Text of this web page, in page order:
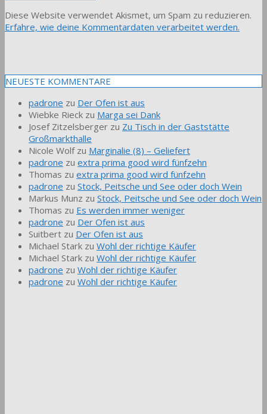
Diese Website verwendet Akismet, um Spam zu reduzieren.
Erfahre, wie deine Kommentardaten verarbeitet werden.
NEUESTE KOMMENTARE
padrone zu Der Ofen ist aus
Wiebke Rieck zu Marga sei Dank
Josef Zitzelsberger zu Zu Tisch in der Gaststätte
Großmarkthalle
Nicole Wolfzu Marginalie (8) – Geliefert
padrone zu extra prima good wird fünfzehn
Thomas zu extra prima good wird fünfzehn
padrone zu Stock, Peitsche und See oder doch Wein
Markus Munz zu Stock, Peitsche und See oder doch Wein
Thomas zu Es werden immer weniger
padrone zu Der Ofen ist aus
Suitbert zu Der Ofen ist aus
Michael Stark zu Wohl der richtige Käufer
Michael Stark zu Wohl der richtige Käufer
padrone zu Wohl der richtige Käufer
padrone zu Wohl der richtige Käufer